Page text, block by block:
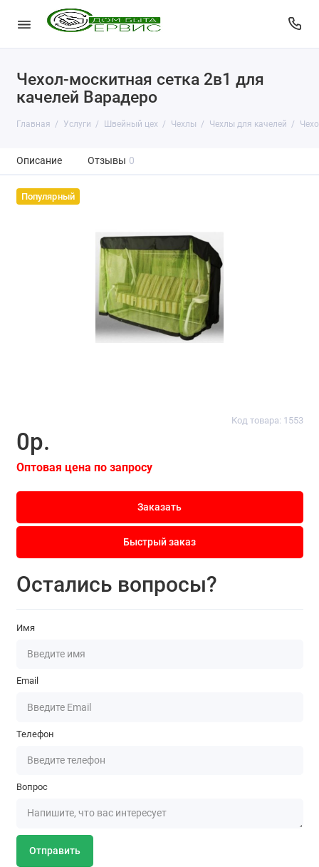
Чехол-москитная сетка 2в1 для
качелей Варадеро
Главная Услуги Швейный цех Чехлы Чехлы для качелей
Описание Отзывы 0
Популярный
Код товара: 1553
0р.
Оптовая цена по запросу
Заказать
Быстрый заказ
Остались вопросы?
Имя
Email
Телефон
Вопрос
Отправить